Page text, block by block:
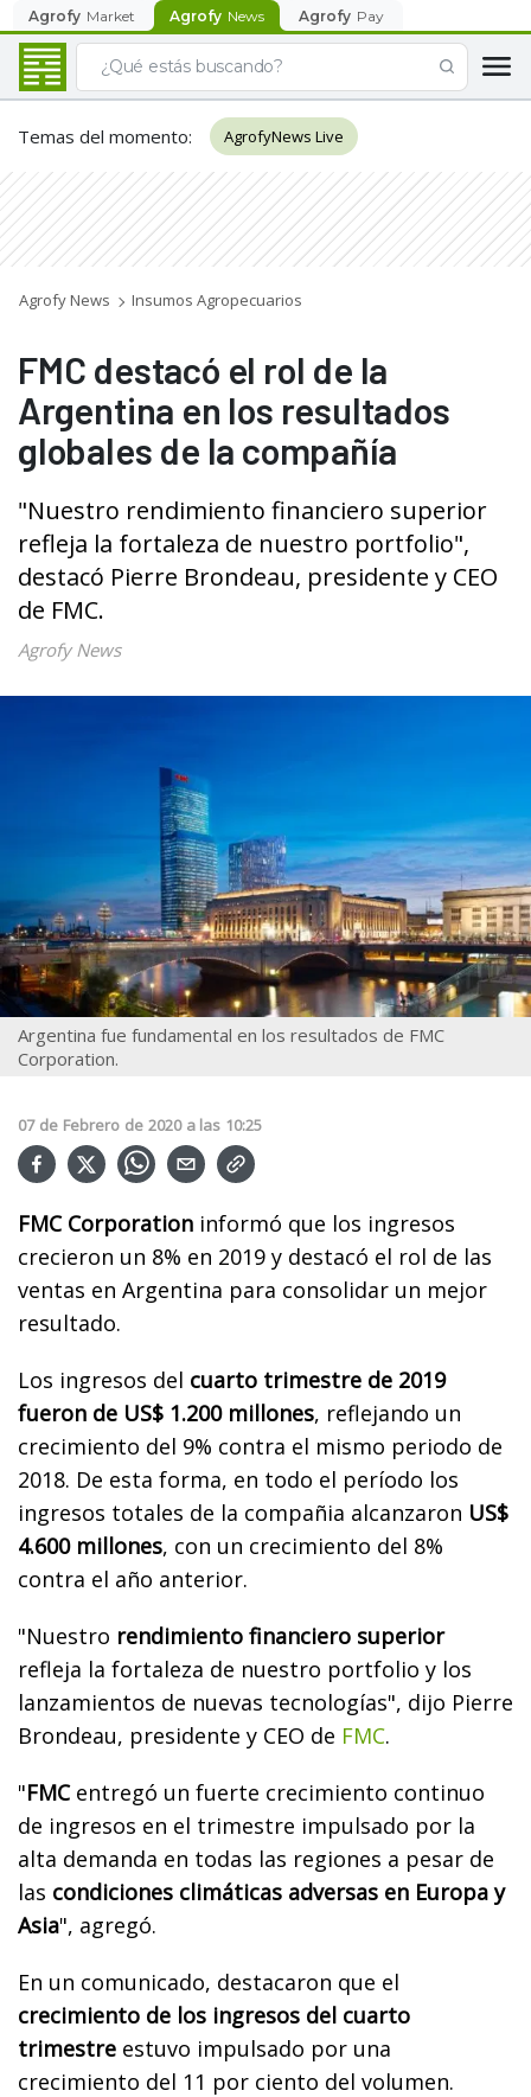
Agrofy Market Agrofy News Agrofy Pay
Temas del momento: AgrofyNews Live
Agrofy News Insumos Agropecuarios
FMC destacó el rol de la
Argentina en los resultados
globales de la compañía
"Nuestro rendimiento financiero superior
refleja la fortaleza de nuestro portfolio",
destacó Pierre Brondeau, presidente y CEO
de FMC.
Agrofy News
Argentina fue fundamental en los resultados de FMC
Corporation.
07 de Febrero de 2020 a las 10:25
FMC Corporation informó que los ingresos
crecieron un 8% en 2019 y destacó el rol de las
ventas en Argentina para consolidar un mejor
resultado.
Los ingresos del cuarto trimestre de 2019
fueron de US$ 1.200 millones, reflejando un
crecimiento del 9% contra el mismo periodo de
2018. De esta forma, en todo el período los
ingresos totales de la compañia alcanzaron US$
4.600 millones, con un crecimiento del 8%
contra el año anterior.
"Nuestro rendimiento financiero superior
refleja la fortaleza de nuestro portfolio y los
lanzamientos de nuevas tecnologías", dijo Pierre
Brondeau, presidente y CEO de FMC.
"FMCentregó un fuerte crecimiento continuo
de ingresos en el trimestre impulsado por la
alta demanda en todas las regiones a pesar de
las condiciones climáticas adversas en Europa y
Asia", agregó.
En un comunicado, destacaron que el
crecimiento de los ingresos del cuarto
trimestre estuvo impulsado por una
crecimiento del 11 por ciento del volumen.